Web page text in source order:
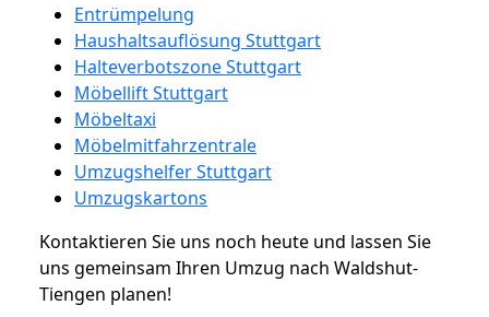
Entrümpelung
Haushaltsauflösung Stuttgart
Halteverbotszone Stuttgart
Möbellift Stuttgart
Möbeltaxi
Möbelmitfahrzentrale
Umzugshelfer Stuttgart
Umzugskartons
Kontaktieren Sie uns noch heute und lassen Sie
uns gemeinsam Ihren Umzug nach Waldshut-
Tiengen planen!